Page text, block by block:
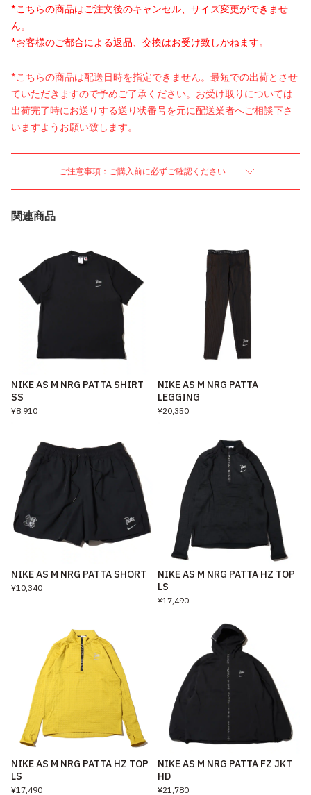
*こちらの商品はご注文後のキャンセル、サイズ変更ができませ
ん。
*お客様のご都合による返品、交換はお受け致しかねます。
*こちらの商品は配送日時を指定できません。最短での出荷とさせ
ていただきますので予めご了承ください。お受け取りについては
出荷完了時にお送りする送り状番号を元に配送業者へご相談下さ
いますようお願い致します。
ご注意事項：ご購入前に必ずご確認ください
関連商品
NIKE AS M NRG PATTA SHIRT
SS
¥8,910
NIKE AS M NRG PATTA
LEGGING
¥20,350
NIKE AS M NRG PATTA SHORT
¥10,340
NIKE AS M NRG PATTA HZ TOP
LS
¥17,490
NIKE AS M NRG PATTA HZ TOP
LS
¥17,490
NIKE AS M NRG PATTA FZ JKT
HD
¥21,780